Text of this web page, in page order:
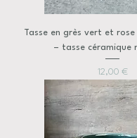
Tasse en grès vert et
– tasse céramique
Prix
12,00 €